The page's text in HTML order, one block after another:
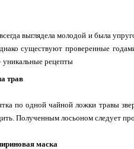
выглядела молодой и была
существуют проверенные
уникальные рецепты
трав
по одной чайной ложки травы
Полученным лосьоном следует
маска